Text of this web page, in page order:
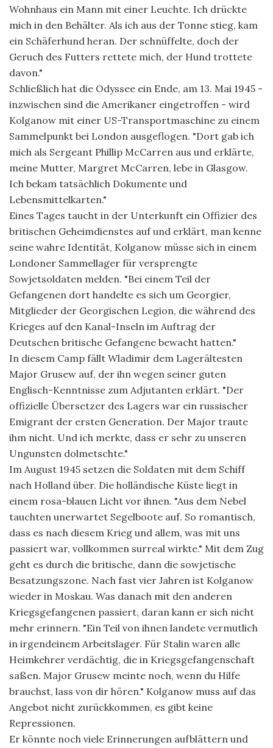
Wohnhaus ein Mann mit einer Leuchte. Ich drückte
mich in den Behälter. Als ich aus der Tonne stieg, kam
ein Schäferhund heran. Der schnüffelte, doch der
Geruch des Futters rettete mich, der Hund trottete
davon."
Schließlich hat die Odyssee ein Ende, am 13. Mai 1945 -
inzwischen sind die Amerikaner eingetroffen - wird
Kolganow mit einer US-Transportmaschine zu einem
Sammelpunkt bei London ausgeflogen. "Dort gab ich
mich als Sergeant Phillip McCarren aus und erklärte,
meine Mutter, Margret McCarren, lebe in Glasgow.
Ich bekam tatsächlich Dokumente und
Lebensmittelkarten."
Eines Tages taucht in der Unterkunft ein Offizier des
britischen Geheimdienstes auf und erklärt, man kenne
seine wahre Identität, Kolganow müsse sich in einem
Londoner Sammellager für versprengte
Sowjetsoldaten melden. "Bei einem Teil der
Gefangenen dort handelte es sich um Georgier,
Mitglieder der Georgischen Legion, die während des
Krieges auf den Kanal-Inseln im Auftrag der
Deutschen britische Gefangene bewacht hatten."
In diesem Camp fällt Wladimir dem Lagerältesten
Major Grusew auf, der ihn wegen seiner guten
Englisch-Kenntnisse zum Adjutanten erklärt. "Der
offizielle Übersetzer des Lagers war ein russischer
Emigrant der ersten Generation. Der Major traute
ihm nicht. Und ich merkte, dass er sehr zu unseren
Ungunsten dolmetschte."
Im August 1945 setzen die Soldaten mit dem Schiff
nach Holland über. Die holländische Küste liegt in
einem rosa-blauen Licht vor ihnen. "Aus dem Nebel
tauchten unerwartet Segelboote auf. So romantisch,
dass es nach diesem Krieg und allem, was mit uns
passiert war, vollkommen surreal wirkte." Mit dem Zug
geht es durch die britische, dann die sowjetische
Besatzungszone. Nach fast vier Jahren ist Kolganow
wieder in Moskau. Was danach mit den anderen
Kriegsgefangenen passiert, daran kann er sich nicht
mehr erinnern. "Ein Teil von ihnen landete vermutlich
in irgendeinem Arbeitslager. Für Stalin waren alle
Heimkehrer verdächtig, die in Kriegsgefangenschaft
saßen. Major Grusew meinte noch, wenn du Hilfe
brauchst, lass von dir hören." Kolganow muss auf das
Angebot nicht zurückkommen, es gibt keine
Repressionen.
Er könnte noch viele Erinnerungen aufblättern und